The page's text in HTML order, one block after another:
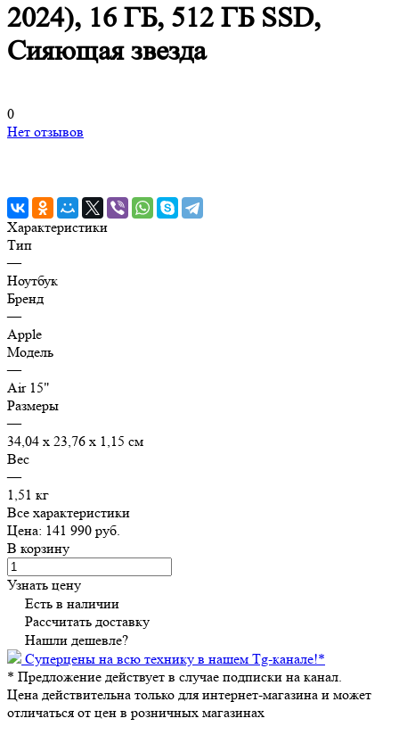
2024), 16 ГБ, 512 ГБ SSD,
Сияющая звезда
0
Нет отзывов
Характеристики
Тип
—
Ноутбук
Бренд
—
Apple
Модель
—
Air 15"
Размеры
—
34,04 х 23,76 х 1,15 см
Вес
—
1,51 кг
Все характеристики
Цена: 141 990 руб.
В корзину
Узнать цену
Есть в наличии
Рассчитать доставку
Нашли дешевле?
Суперцены на всю технику в нашем Tg-канале!*
* Предложение действует в случае подписки на канал.
Цена действительна только для интернет-магазина и может
отличаться от цен в розничных магазинах